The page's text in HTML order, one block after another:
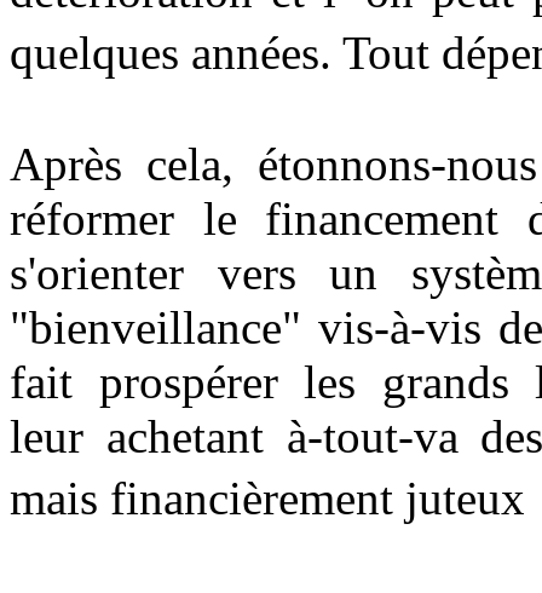
quelques années. Tout
Après cela, étonnons-
réformer le financement
s'orienter vers un
"bienveillance" vis-à-vis
fait prospérer les grands
leur achetant à-tout-va
mais financièrement